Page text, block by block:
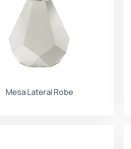
Mesa Lateral Robe